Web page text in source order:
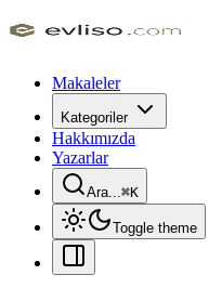
Makaleler
Kategoriler
Hakkımızda
Yazarlar
Ara...⌘K
Toggle theme